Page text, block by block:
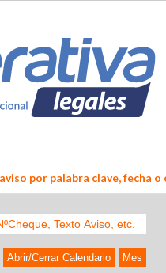
por palabra clave, fecha
Abrir/Cerrar Calendario Mes